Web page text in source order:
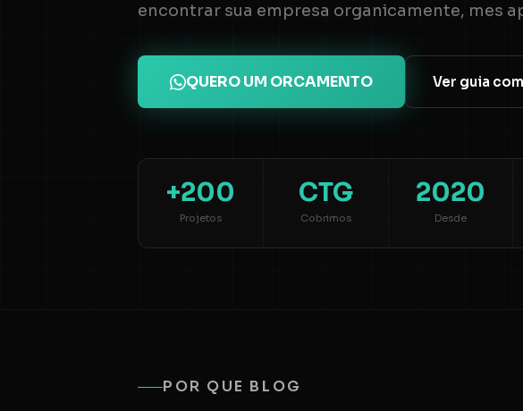
encontrar sua empresa organicamente, mes
QUERO UM ORCAMENTO Ver guia
+200
Projetos
CTG
Cobrimos
2020
Desde
POR QUE BLOG